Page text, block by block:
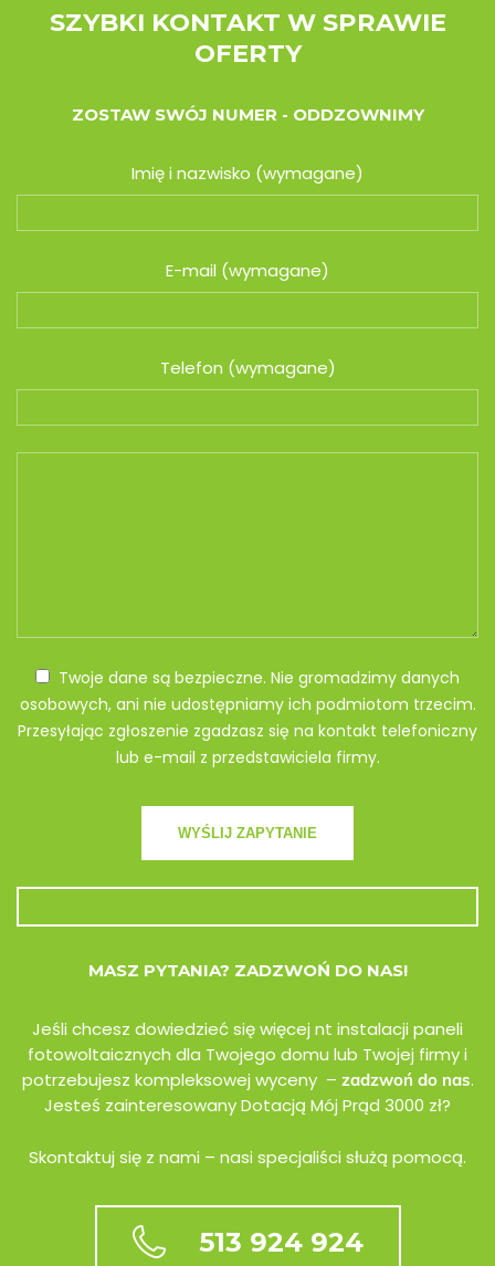
SZYBKI KONTAKT W SPRAWIE
OFERTY
ZOSTAW SWÓJ NUMER - ODDZOWNIMY
Imię i nazwisko (wymagane)
E-mail (wymagane)
Telefon (wymagane)
Twoje dane są bezpieczne. Nie gromadzimy danych
osobowych, ani nie udostępniamy ich podmiotom trzecim.
Przesyłając zgłoszenie zgadzasz się na kontakt telefoniczny
lub e-mail z przedstawiciela firmy.
MASZ PYTANIA? ZADZWOŃ DO NAS!
Jeśli chcesz dowiedzieć się więcej nt instalacji paneli
fotowoltaicznych dla Twojego domu lub Twojej firmy i
potrzebujesz kompleksowej wyceny – zadzwoń do nas.
Jesteś zainteresowany Dotacją Mój Prąd 3000 zł?
Skontaktuj się z nami – nasi specjaliści służą pomocą.
513 924 924